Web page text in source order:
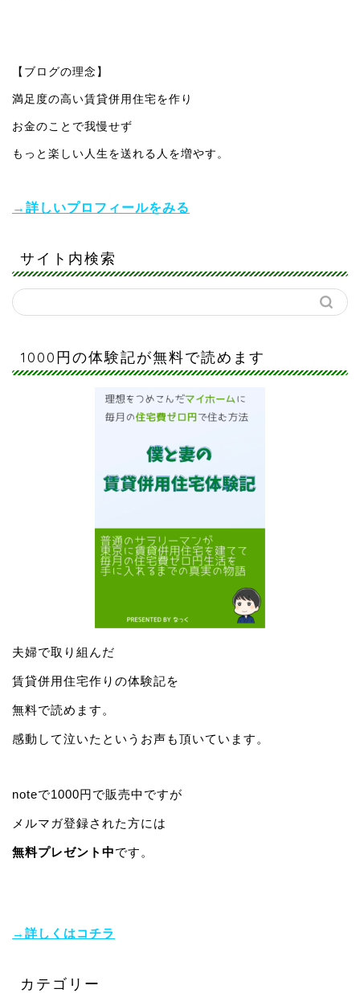
【ブログの理念】
満足度の高い賃貸併用住宅を作り
お金のことで我慢せず
もっと楽しい人生を送れる人を増やす。
→詳しいプロフィールをみる
サイト内検索
1000円の体験記が無料で読めます
夫婦で取り組んだ
賃貸併用住宅作りの体験記を
無料で読めます。
感動して泣いたというお声も頂いています。
noteで1000円で販売中ですが
メルマガ登録された方には
無料プレゼント中です。
→詳しくはコチラ
カテゴリー